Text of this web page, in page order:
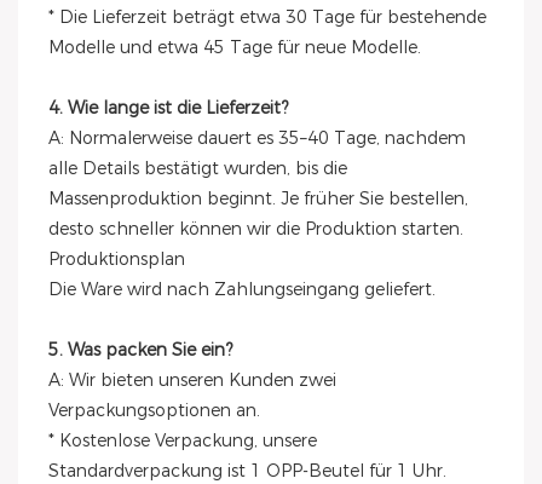
* Die Lieferzeit beträgt etwa 30 Tage für bestehende
Modelle und etwa 45 Tage für neue Modelle.
4. Wie lange ist die Lieferzeit?
A: Normalerweise dauert es 35–40 Tage, nachdem
alle Details bestätigt wurden, bis die
Massenproduktion beginnt. Je früher Sie bestellen,
desto schneller können wir die Produktion starten.
Produktionsplan
Die Ware wird nach Zahlungseingang geliefert.
5. Was packen Sie ein?
A: Wir bieten unseren Kunden zwei
Verpackungsoptionen an.
* Kostenlose Verpackung, unsere
Standardverpackung ist 1 OPP-Beutel für 1 Uhr.